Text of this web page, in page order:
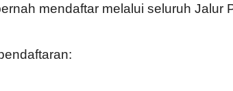
mendaftar melalui seluruh Jalur